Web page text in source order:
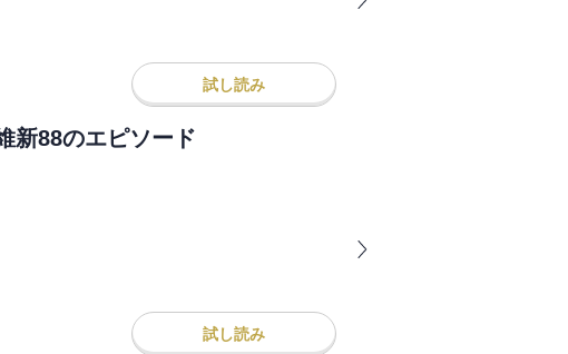
試し読み
88のエピソード
試し読み